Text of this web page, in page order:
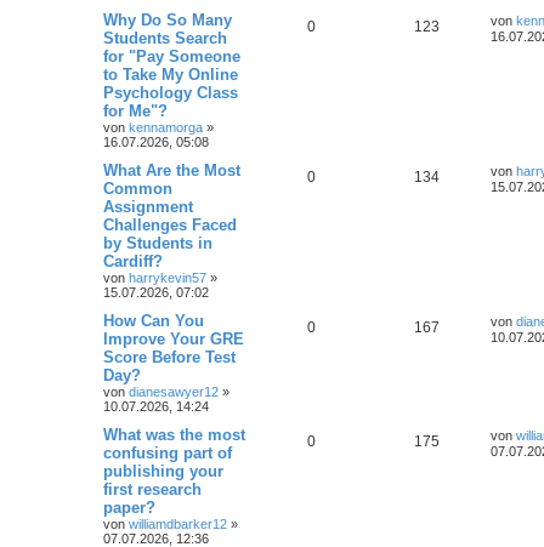
Why Do So Many
Students Search
for "Pay Someone
to Take My Online
Psychology Class
for Me"?
von kennamorga »
16.07.2026, 05:08
0 123 von
What Are the Most
Common
Assignment
Challenges Faced
by Students in
Cardiff?
von harrykevin57 »
15.07.2026, 07:02
0 134 von
How Can You
Improve Your GRE
Score Before Test
Day?
von dianesawyer12 »
10.07.2026, 14:24
0 167 von
What was the most
confusing part of
publishing your
first research
paper?
von williamdbarker12 »
07.07.2026, 12:36
0 175 von